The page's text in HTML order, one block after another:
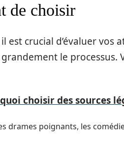
de choisir
crucial d’évaluer vos
le processus.
choisir des sources
drames poignants, les